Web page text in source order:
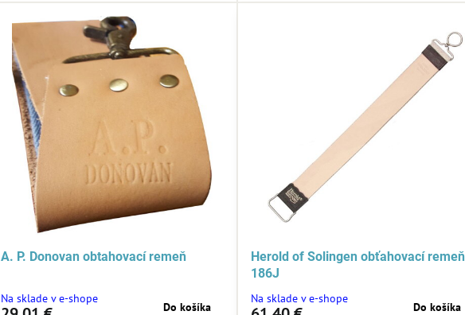
A. P. Donovan obtahovací remeň
Na sklade v e-shope
Do košíka
Herold of Solingen obťahovací remeň
186J
Na sklade v e-shope
Do košíka